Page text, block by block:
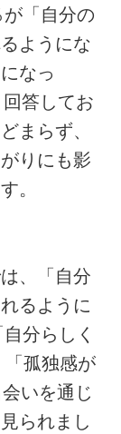
「自分の
ようにな
なっ
答してお
まらず、
りにも影
。
、「自分
るように
分らしく
孤独感が
いを通じ
られまし